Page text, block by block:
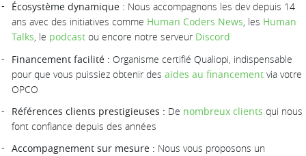
Écosystème dynamique : Nous accompagnons les dev depuis 14
ans avec des initiatives comme Human Coders News, les Human
Talks, le podcast ou encore notre serveur Discord
Financement facilité : Organisme certifié Qualiopi, indispensable
pour que vous puissiez obtenir des aides au financement via votre
OPCO
Références clients prestigieuses : De nombreux clients qui nous
font confiance depuis des années
Accompagnement sur mesure : Nous vous proposons un